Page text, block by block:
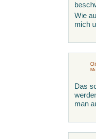
Wie
mich
Das
man